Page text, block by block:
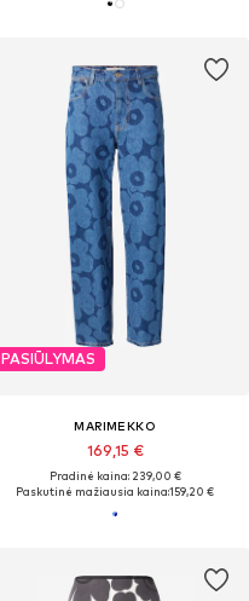
PASIŪLYMAS
MARIMEKKO
169,15 €
Pradinė kaina: 239,00 €
Paskutinė mažiausia kaina:159,20 €